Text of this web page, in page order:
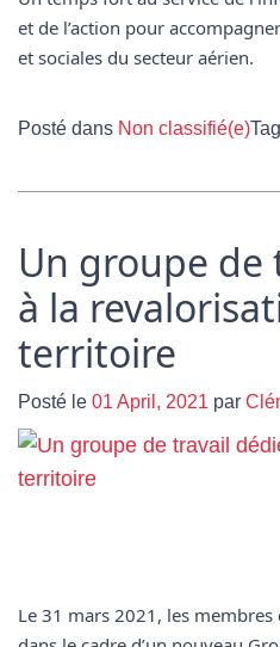
et de l’action pour
et sociales du secteur aérien.
Posté dans Non classifié(e)
Un groupe de
à la
territoire
Posté le 01 April, 2021 par
Le 31 mars 2021, les membres